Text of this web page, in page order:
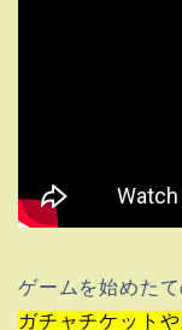
ゲームを始めた
ガチャチケット